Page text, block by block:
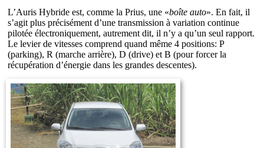
L’Auris Hybride est, comme la Prius, une «boîte auto». En fait, il
s’agit plus précisément d’une transmission à variation continue
pilotée électroniquement, autrement dit, il n’y a qu’un seul rapport.
Le levier de vitesses comprend quand même 4 positions: P
(parking), R (marche arrière), D (drive) et B (pour forcer la
récupération d’énergie dans les grandes descentes).